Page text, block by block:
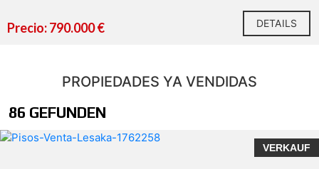
Precio: 790.000 € DETAILS
PROPIEDADES YA VENDIDAS
86 GEFUNDEN
VERKAUF